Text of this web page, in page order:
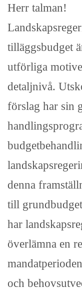
Herr talman!
tilläggsbudget
utförliga
detaljnivå.
förslag har sin
denna
till
har
överlämna en
och